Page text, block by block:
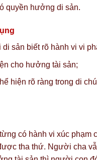
quyền hưởng di sản.
sản biết rõ hành vi vi
cho hưởng tài sản;
hiện rõ ràng trong di
có hành vi xúc phạm
tha thứ. Người cha